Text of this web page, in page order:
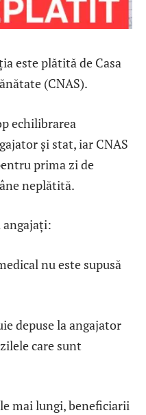
este plătită de Casa
(CNAS).
echilibrarea
și stat, iar CNAS
prima zi de
neplătită.
nu este supusă
depuse la angajator
care sunt
mai lungi, beneficiarii